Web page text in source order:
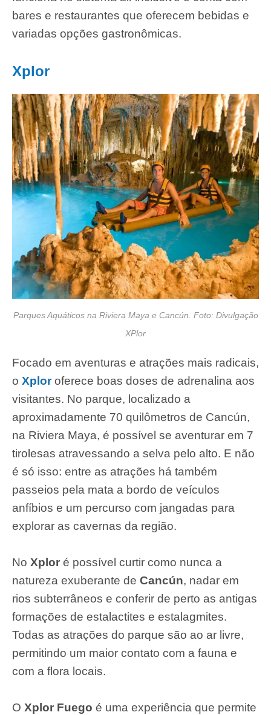
bares e restaurantes que oferecem bebidas e
variadas opções gastronômicas.
Xplor
Parques Aquáticos na Riviera Maya e Cancún. Foto: Divulgação
XPlor
Focado em aventuras e atrações mais radicais,
o Xploroferece boas doses de adrenalina aos
visitantes. No parque, localizado a
aproximadamente 70 quilômetros de Cancún,
na Riviera Maya, é possível se aventurar em 7
tirolesas atravessando a selva pelo alto. E não
é só isso: entre as atrações há também
passeios pela mata a bordo de veículos
anfíbios e um percurso com jangadas para
explorar as cavernas da região.
No Xplor é possível curtir como nunca a
natureza exuberante de Cancún, nadar em
rios subterrâneos e conferir de perto as antigas
formações de estalactites e estalagmites.
Todas as atrações do parque são ao ar livre,
permitindo um maior contato com a fauna e
com a flora locais.
O Xplor Fuego é uma experiência que permite